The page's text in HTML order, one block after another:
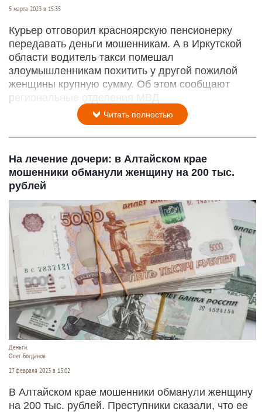
5 марта 2023 в 15:35
Курьер отговорил красноярскую пенсионерку
передавать деньги мошенникам. А в Иркутской
области водитель такси помешал
злоумышленникам похитить у другой пожилой
женщины крупную сумму. Об этом сообщают
региональные отделения МВД.
Читать полностью
На лечение дочери: в Алтайском крае
мошенники обманули женщину на 200 тыс.
рублей
Деньги.
Олег Богданов
27 февраля 2023 в 15:02
В Алтайском крае мошенники обманули женщину
на 200 тыс. рублей. Преступники сказали, что ее